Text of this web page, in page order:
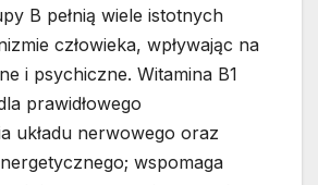
B pełnią wiele istotnych
człowieka, wpływając na
i psychiczne. Witamina B1
prawidłowego
układu nerwowego oraz
wspomaga